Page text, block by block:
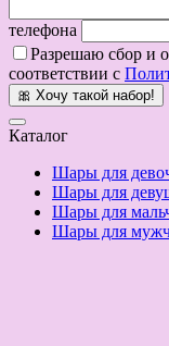
телефона
Разрешаю сбор и
соответствии с
🎀 Хочу такой набор!
Каталог
Шары для
Шары для
Шары для
Шары для